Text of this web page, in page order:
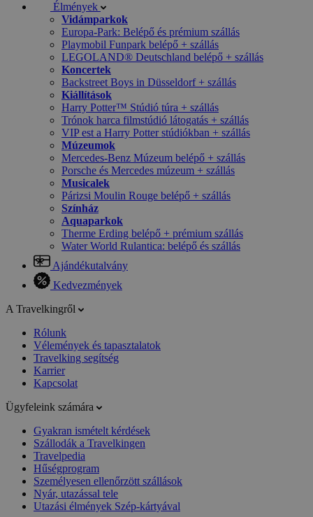
Élmények
Vidámparkok
Europa-Park: Belépő és prémium szállás
Playmobil Funpark belépő + szállás
LEGOLAND® Deutschland belépő + szállás
Koncertek
Backstreet Boys in Düsseldorf + szállás
Kiállítások
Harry Potter™ Stúdió túra + szállás
Trónok harca filmstúdió látogatás + szállás
VIP est a Harry Potter stúdiókban + szállás
Múzeumok
Mercedes-Benz Múzeum belépő + szállás
Porsche és Mercedes múzeum + szállás
Musicalek
Párizsi Moulin Rouge belépő + szállás
Színház
Aquaparkok
Therme Erding belépő + prémium szállás
Water World Rulantica: belépő és szállás
Ajándékutalvány
Kedvezmények
A Travelkingről
Rólunk
Vélemények és tapasztalatok
Travelking segítség
Karrier
Kapcsolat
Ügyfeleink számára
Gyakran ismételt kérdések
Szállodák a Travelkingen
Travelpedia
Hűségprogram
Személyesen ellenőrzött szállások
Nyár, utazással tele
Utazási élmények Szép-kártyával